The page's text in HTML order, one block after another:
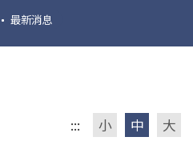
最新消息
::: 小 中 大